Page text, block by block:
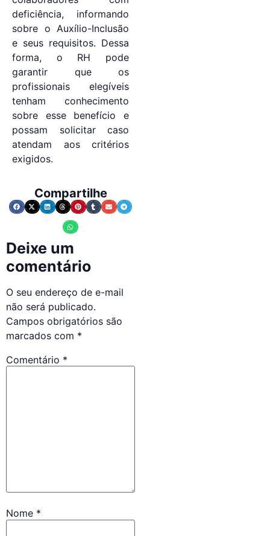
deficiência, informando
sobre o Auxílio-Inclusão
e seus requisitos. Dessa
forma, o RH pode
garantir que os
profissionais elegíveis
tenham conhecimento
sobre esse benefício e
possam solicitar caso
atendam aos critérios
exigidos.
Compartilhe
Deixe um
comentário
O seu endereço de e-mail
não será publicado.
Campos obrigatórios são
marcados com *
Comentário *
Nome *